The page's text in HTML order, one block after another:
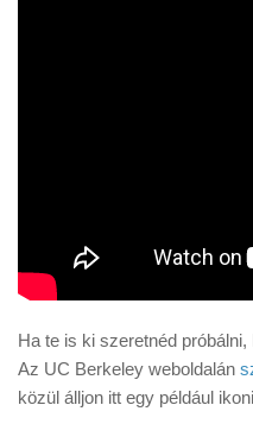
Ha te is ki szeretnéd
Az UC Berkeley weboldalán
közül álljon itt egy például